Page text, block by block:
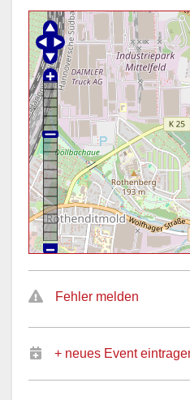
Fehler melden
+ neues Event